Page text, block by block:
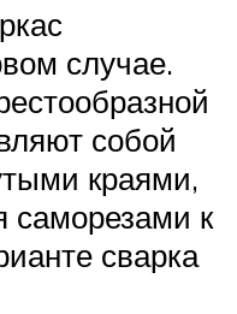
случае.
собой
краями,
саморезами к
сварка